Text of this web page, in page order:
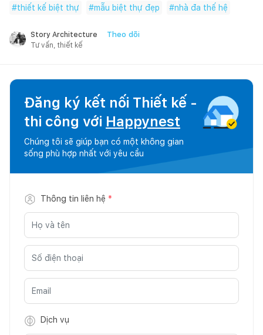
#thiết kế biệt thự #mẫu biệt thự đẹp #nhà đa thế hệ
Story Architecture Theo dõi
Tư vấn, thiết kế
Đăng ký kết nối Thiết kế -
thi công với Happynest
Chúng tôi sẽ giúp bạn có một không gian
sống phù hợp nhất với yêu cầu
Thông tin liên hệ *
Dịch vụ